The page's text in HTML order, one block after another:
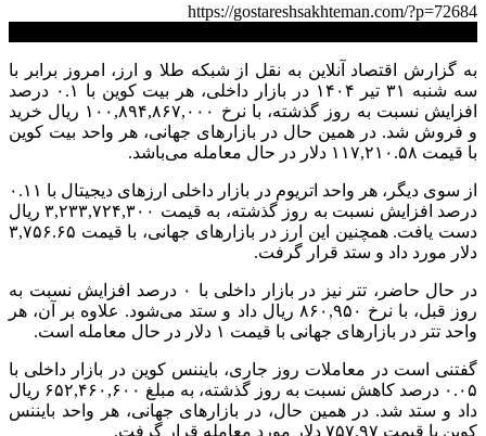
https://gostareshsakhteman.com/?p=72684
به گزارش اقتصاد آنلاین به نقل از شبکه طلا و ارز، امروز برابر با
سه شنبه ۳۱ تیر ۱۴۰۴ در بازار داخلی، هر بیت کوین با ۰.۱ درصد
افزایش نسبت به روز گذشته، با نرخ ۱۰۰,۸۹۴,۸۶۷,۰۰۰ ریال خرید
و فروش شد. در همین حال در بازار‌های جهانی، هر واحد بیت کوین
با قیمت ۱۱۷,۲۱۰.۵۸ دلار در حال معامله می‌باشد.
از سوی دیگر، هر واحد اتریوم در بازار داخلی ارز‌های دیجیتال با ۰.۱۱
درصد افزایش نسبت به روز گذشته، به قیمت ۳,۲۳۳,۷۲۴,۳۰۰ ریال
دست یافت. همچنین این ارز در بازار‌های جهانی، با قیمت ۳,۷۵۶.۶۵
دلار مورد داد و ستد قرار گرفت.
در حال حاضر، تتر نیز در بازار داخلی با ۰ درصد افزایش نسبت به
روز قبل، با نرخ ۸۶۰,۹۵۰ ریال داد و ستد می‌شود. علاوه بر آن، هر
واحد تتر در بازار‌های جهانی با قیمت ۱ دلار در حال معامله است.
گفتنی است در معاملات روز جاری، بایننس کوین در بازار داخلی با
۰.۰۵ درصد کاهش نسبت به روز گذشته، به مبلغ ۶۵۲,۴۶۰,۶۰۰ ریال
داد و ستد شد. در همین حال، در بازار‌های جهانی، هر واحد بایننس
کوین با قیمت ۷۵۷.۹۷ دلار مورد معامله قرار گرفت.